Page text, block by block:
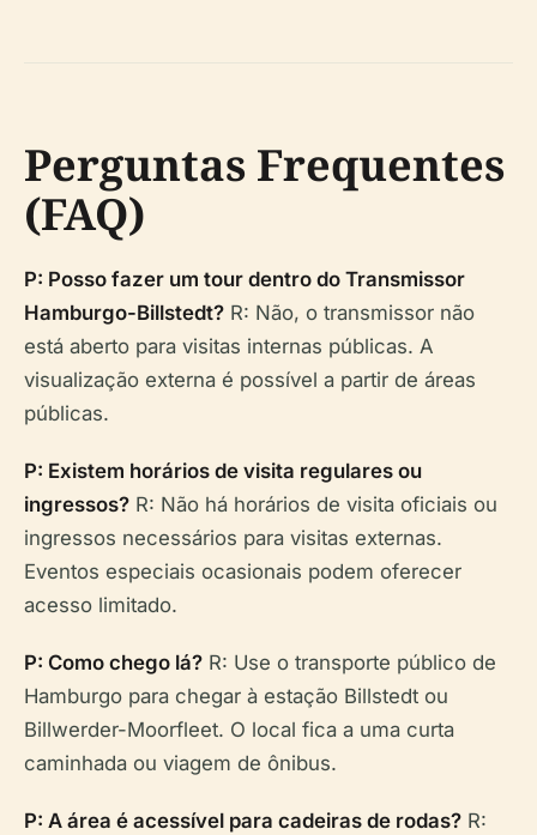
Perguntas Frequentes
(FAQ)
P: Posso fazer um tour dentro do Transmissor
Hamburgo-Billstedt? R: Não, o transmissor não
está aberto para visitas internas públicas. A
visualização externa é possível a partir de áreas
públicas.
P: Existem horários de visita regulares ou
ingressos? R: Não há horários de visita oficiais ou
ingressos necessários para visitas externas.
Eventos especiais ocasionais podem oferecer
acesso limitado.
P: Como chego lá? R: Use o transporte público de
Hamburgo para chegar à estação Billstedt ou
Billwerder-Moorfleet. O local fica a uma curta
caminhada ou viagem de ônibus.
P: A área é acessível para cadeiras de rodas? R: